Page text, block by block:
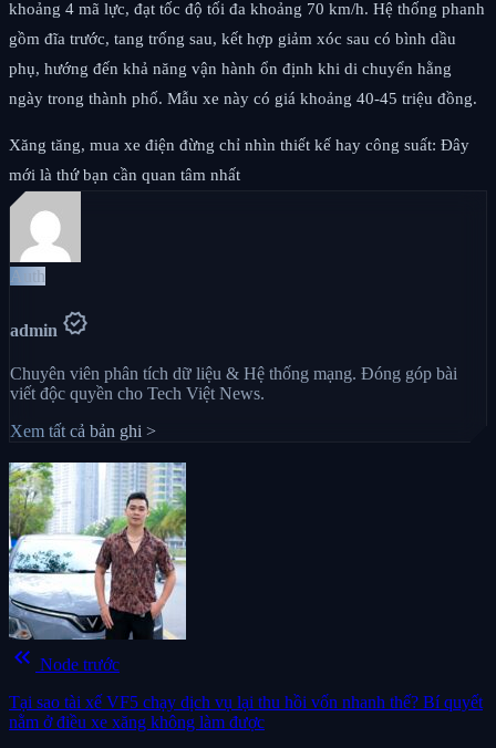
khoảng 4 mã lực, đạt tốc độ tối đa khoảng 70 km/h. Hệ thống phanh
gồm đĩa trước, tang trống sau, kết hợp giảm xóc sau có bình dầu
phụ, hướng đến khả năng vận hành ổn định khi di chuyển hằng
ngày trong thành phố. Mẫu xe này có giá khoảng 40-45 triệu đồng.
Xăng tăng, mua xe điện đừng chỉ nhìn thiết kế hay công suất: Đây
mới là thứ bạn cần quan tâm nhất
Auth
admin verified
Chuyên viên phân tích dữ liệu & Hệ thống mạng. Đóng góp bài
viết độc quyền cho Tech Việt News.
Xem tất cả bản ghi >
keyboard_double_arrow_left Node trước
Tại sao tài xế VF5 chạy dịch vụ lại thu hồi vốn nhanh thế? Bí quyết
nằm ở điều xe xăng không làm được